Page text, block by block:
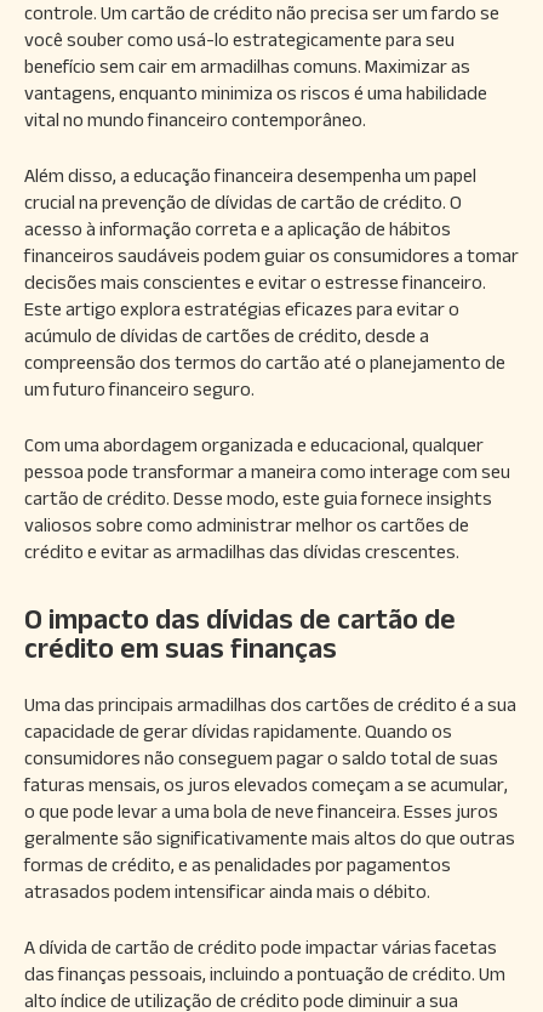
controle. Um cartão de crédito não precisa ser um fardo se
você souber como usá-lo estrategicamente para seu
benefício sem cair em armadilhas comuns. Maximizar as
vantagens, enquanto minimiza os riscos é uma habilidade
vital no mundo financeiro contemporâneo.
Além disso, a educação financeira desempenha um papel
crucial na prevenção de dívidas de cartão de crédito. O
acesso à informação correta e a aplicação de hábitos
financeiros saudáveis podem guiar os consumidores a tomar
decisões mais conscientes e evitar o estresse financeiro.
Este artigo explora estratégias eficazes para evitar o
acúmulo de dívidas de cartões de crédito, desde a
compreensão dos termos do cartão até o planejamento de
um futuro financeiro seguro.
Com uma abordagem organizada e educacional, qualquer
pessoa pode transformar a maneira como interage com seu
cartão de crédito. Desse modo, este guia fornece insights
valiosos sobre como administrar melhor os cartões de
crédito e evitar as armadilhas das dívidas crescentes.
O impacto das dívidas de cartão de
crédito em suas finanças
Uma das principais armadilhas dos cartões de crédito é a sua
capacidade de gerar dívidas rapidamente. Quando os
consumidores não conseguem pagar o saldo total de suas
faturas mensais, os juros elevados começam a se acumular,
o que pode levar a uma bola de neve financeira. Esses juros
geralmente são significativamente mais altos do que outras
formas de crédito, e as penalidades por pagamentos
atrasados podem intensificar ainda mais o débito.
A dívida de cartão de crédito pode impactar várias facetas
das finanças pessoais, incluindo a pontuação de crédito. Um
alto índice de utilização de crédito pode diminuir a sua